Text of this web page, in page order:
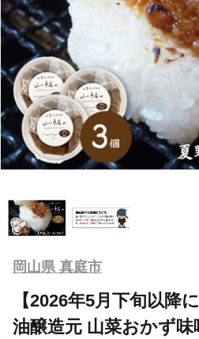
岡山県 真庭市
【2026年5月下旬以降
油醸造元 山菜おかず味